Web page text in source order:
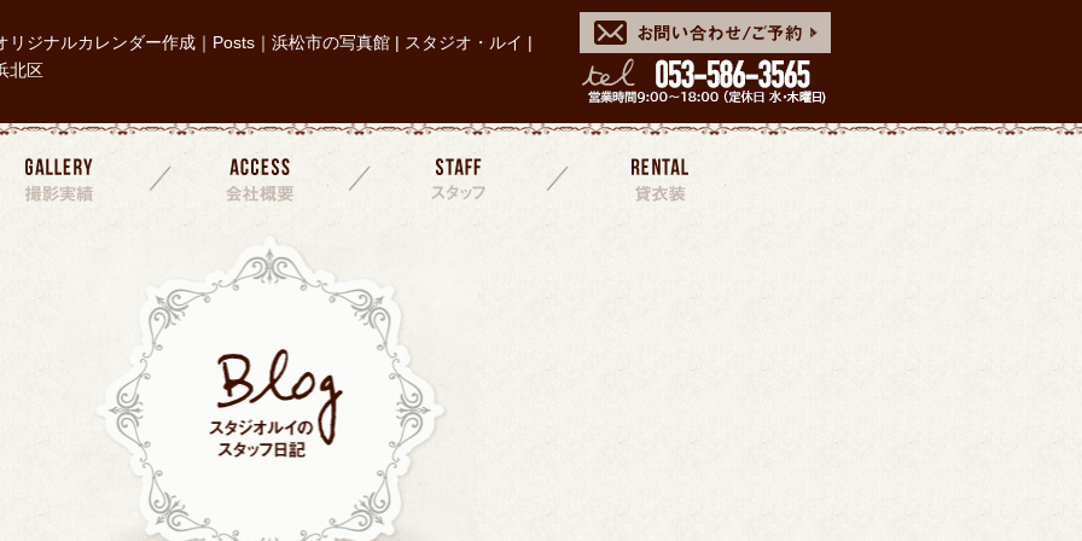
リジナルカレンダー作成｜Posts｜浜松市の写真館 | スタジオ・ルイ |
北区
撮影実績 会社概要 スタッフ